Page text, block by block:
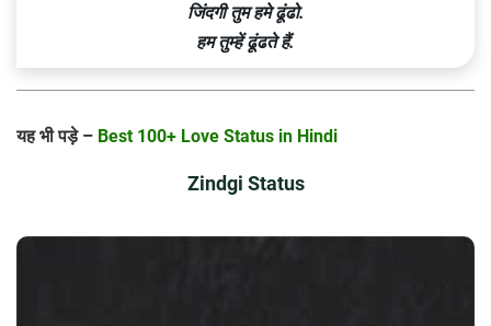
जिंदगी तुम हमे ढूंढो.
हम तुम्हें ढूंढते हैं.
यह भी पड़े – Best 100+ Love Status in Hindi
Zindgi Status